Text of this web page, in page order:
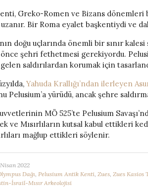
Greko-Romen ve Bizans dönemleri
Bir Roma eyalet başkentiydi ve
doğu uçlarında önemli bir sınır
önce şehri fethetmesi gerekiyordu.
saldırılardan korumak için
Yahuda Krallığı’ndan ilerleyen
Pelusium’a yürüdü, ancak şehre
MÖ 525’te Pelusium
ve Mısırlıların kutsal kabul ettikleri
mağlup ettikleri söylenir.
2022
Dağı, Pelusium Antik Kenti, Zues, Zues Kasios
İsrail-Mısır Arkeolojisi